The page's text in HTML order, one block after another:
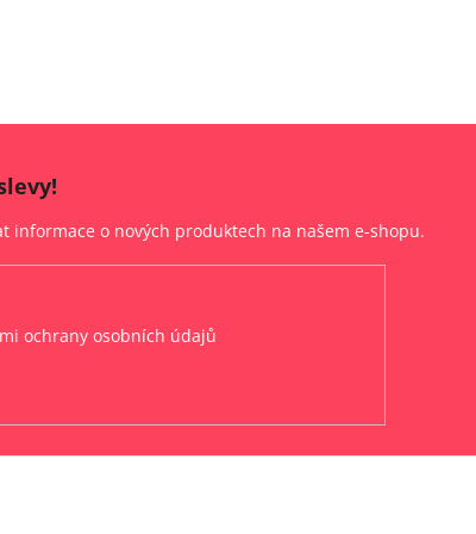
informace o nových produktech na našem e-shopu.
ochrany osobních údajů